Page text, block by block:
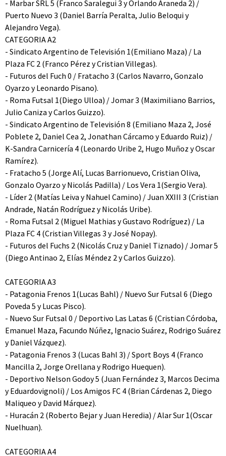
- Marbar SRL 5 (Franco Saralegui 3 y Orlando Araneda 2) /
Puerto Nuevo 3 (Daniel Barría Peralta, Julio Beloqui y
Alejandro Vega).
CATEGORIA A2
- Sindicato Argentino de Televisión 1(Emiliano Maza) / La
Plaza FC 2 (Franco Pérez y Cristian Villegas).
- Futuros del Fuch 0 / Fratacho 3 (Carlos Navarro, Gonzalo
Oyarzo y Leonardo Pisano).
- Roma Futsal 1(Diego Ulloa) / Jomar 3 (Maximiliano Barrios,
Julio Caniza y Carlos Guizzo).
- Sindicato Argentino de Televisión 8 (Emiliano Maza 2, José
Poblete 2, Daniel Cea 2, Jonathan Cárcamo y Eduardo Ruiz) /
K-Sandra Carnicería 4 (Leonardo Uribe 2, Hugo Muñoz y Oscar
Ramírez).
- Fratacho 5 (Jorge Alí, Lucas Barrionuevo, Cristian Oliva,
Gonzalo Oyarzo y Nicolás Padilla) / Los Vera 1(Sergio Vera).
- Líder 2 (Matías Leiva y Nahuel Camino) / Juan XXIII 3 (Cristian
Andrade, Natán Rodríguez y Nicolás Uribe).
- Roma Futsal 2 (Miguel Mathias y Gustavo Rodríguez) / La
Plaza FC 4 (Cristian Villegas 3 y José Nopay).
- Futuros del Fuchs 2 (Nicolás Cruz y Daniel Tiznado) / Jomar 5
(Diego Antinao 2, Elías Méndez 2 y Carlos Guizzo).
CATEGORIA A3
- Patagonia Frenos 1(Lucas Bahl) / Nuevo Sur Futsal 6 (Diego
Poveda 5 y Lucas Pisco).
- Nuevo Sur Futsal 0 / Deportivo Las Latas 6 (Cristian Córdoba,
Emanuel Maza, Facundo Núñez, Ignacio Suárez, Rodrigo Suárez
y Daniel Vázquez).
- Patagonia Frenos 3 (Lucas Bahl 3) / Sport Boys 4 (Franco
Mancilla 2, Jorge Orellana y Rodrigo Huequen).
- Deportivo Nelson Godoy 5 (Juan Fernández 3, Marcos Decima
y Eduardovignoli) / Los Amigos FC 4 (Brian Cárdenas 2, Diego
Maliqueo y David Márquez).
- Huracán 2 (Roberto Bejar y Juan Heredia) / Alar Sur 1(Oscar
Nuelhuan).
CATEGORIA A4